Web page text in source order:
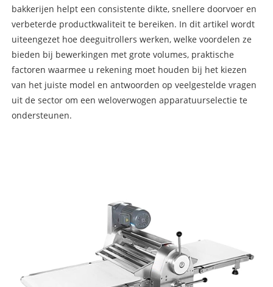
bakkerijen helpt een consistente dikte, snellere doorvoer en
verbeterde productkwaliteit te bereiken. In dit artikel wordt
uiteengezet hoe deeguitrollers werken, welke voordelen ze
bieden bij bewerkingen met grote volumes, praktische
factoren waarmee u rekening moet houden bij het kiezen
van het juiste model en antwoorden op veelgestelde vragen
uit de sector om een ​​weloverwogen apparatuurselectie te
ondersteunen.